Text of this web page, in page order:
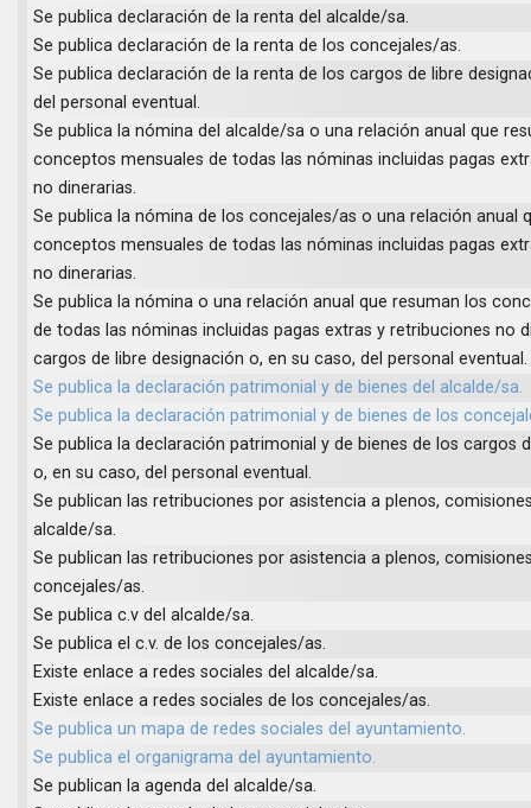
Se publica declaración de la renta del alcalde/sa.
Se publica declaración de la renta de los concejales/as.
Se publica declaración de la renta de los cargos de libre
del personal eventual.
Se publica la nómina del alcalde/sa o una relación anual que
conceptos mensuales de todas las nóminas incluidas pagas
no dinerarias.
Se publica la nómina de los concejales/as o una relación anual
conceptos mensuales de todas las nóminas incluidas pagas
no dinerarias.
Se publica la nómina o una relación anual que resuman los
de todas las nóminas incluidas pagas extras y retribuciones no
cargos de libre designación o, en su caso, del personal eventual.
Se publica la declaración patrimonial y de bienes del alcalde/sa.
Se publica la declaración patrimonial y de bienes de los
Se publica la declaración patrimonial y de bienes de los cargos
o, en su caso, del personal eventual.
Se publican las retribuciones por asistencia a plenos,
alcalde/sa.
Se publican las retribuciones por asistencia a plenos,
concejales/as.
Se publica c.v del alcalde/sa.
Se publica el c.v. de los concejales/as.
Existe enlace a redes sociales del alcalde/sa.
Existe enlace a redes sociales de los concejales/as.
Se publica un mapa de redes sociales del ayuntamiento.
Se publica el organigrama del ayuntamiento.
Se publican la agenda del alcalde/sa.